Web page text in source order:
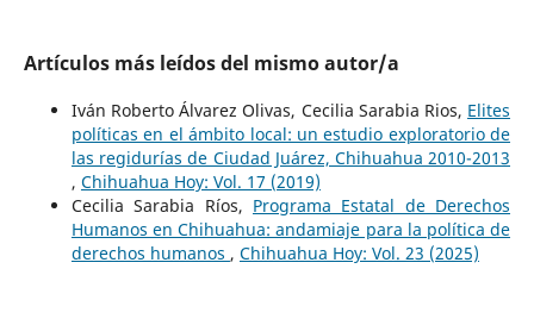
Artículos más leídos del mismo autor/a
Iván Roberto Álvarez Olivas, Cecilia Sarabia Rios, Elites
políticas en el ámbito local: un estudio exploratorio de
las regidurías de Ciudad Juárez, Chihuahua 2010-2013
, Chihuahua Hoy: Vol. 17 (2019)
Cecilia Sarabia Ríos, Programa Estatal de Derechos
Humanos en Chihuahua: andamiaje para la política de
derechos humanos , Chihuahua Hoy: Vol. 23 (2025)